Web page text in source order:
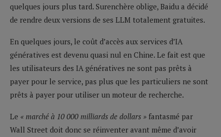
quelques jours plus tard. Surenchère oblige, Baidu a décidé
de rendre deux versions de ses LLM totalement gratuites.
En quelques jours, le coût d’accès aux services d’IA
génératives est devenu quasi nul en Chine. Le fait est que
les utilisateurs des IA génératives ne sont pas prêts à
payer pour le service, pas plus que les particuliers ne sont
prêts à payer pour utiliser un moteur de recherche.
Le « marché à 10 000 milliards de dollars » fantasmé par
Wall Street doit donc se réinventer avant même d’avoir